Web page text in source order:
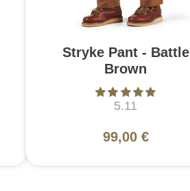
Stryke Pant - Battle
Brown
5.11
99,00 €